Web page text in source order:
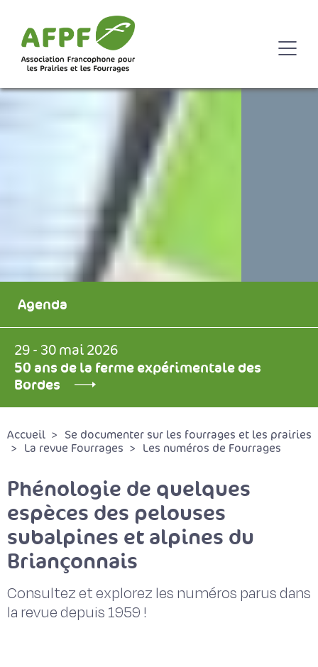
Agenda
29 - 30 mai 2026
50 ans de la ferme expérimentale des
Bordes
Accueil
Se documenter sur les fourrages et les prairies
La revue Fourrages
Les numéros de Fourrages
Phénologie de quelques
espèces des pelouses
subalpines et alpines du
Briançonnais
Consultez et explorez les numéros parus dans
la revue depuis 1959 !